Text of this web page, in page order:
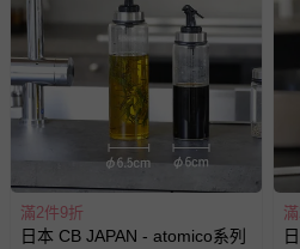
滿2件9折
日本 CB JAPAN - atomico系列